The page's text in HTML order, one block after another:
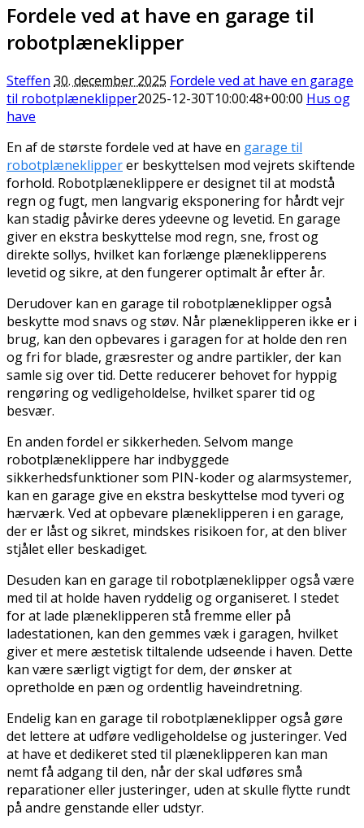
Fordele ved at have en garage til
robotplæneklipper
Steffen 30. december 2025 Fordele ved at have en garage
til robotplæneklipper2025-12-30T10:00:48+00:00 Hus og
have
En af de største fordele ved at have en garage til
robotplæneklipperer beskyttelsen mod vejrets skiftende
forhold. Robotplæneklippere er designet til at modstå
regn og fugt, men langvarig eksponering for hårdt vejr
kan stadig påvirke deres ydeevne og levetid. En garage
giver en ekstra beskyttelse mod regn, sne, frost og
direkte sollys, hvilket kan forlænge plæneklipperens
levetid og sikre, at den fungerer optimalt år efter år.
Derudover kan en garage til robotplæneklipper også
beskytte mod snavs og støv. Når plæneklipperen ikke er i
brug, kan den opbevares i garagen for at holde den ren
og fri for blade, græsrester og andre partikler, der kan
samle sig over tid. Dette reducerer behovet for hyppig
rengøring og vedligeholdelse, hvilket sparer tid og
besvær.
En anden fordel er sikkerheden. Selvom mange
robotplæneklippere har indbyggede
sikkerhedsfunktioner som PIN-koder og alarmsystemer,
kan en garage give en ekstra beskyttelse mod tyveri og
hærværk. Ved at opbevare plæneklipperen i en garage,
der er låst og sikret, mindskes risikoen for, at den bliver
stjålet eller beskadiget.
Desuden kan en garage til robotplæneklipper også være
med til at holde haven ryddelig og organiseret. I stedet
for at lade plæneklipperen stå fremme eller på
ladestationen, kan den gemmes væk i garagen, hvilket
giver et mere æstetisk tiltalende udseende i haven. Dette
kan være særligt vigtigt for dem, der ønsker at
opretholde en pæn og ordentlig haveindretning.
Endelig kan en garage til robotplæneklipper også gøre
det lettere at udføre vedligeholdelse og justeringer. Ved
at have et dedikeret sted til plæneklipperen kan man
nemt få adgang til den, når der skal udføres små
reparationer eller justeringer, uden at skulle flytte rundt
på andre genstande eller udstyr.